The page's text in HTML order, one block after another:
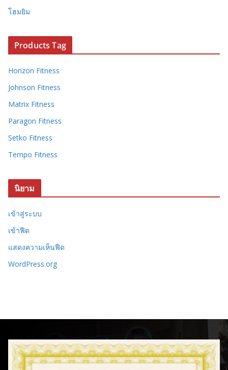
โฮมยิม
Products Tag
Horizon Fitness
Johnson Fitness
Matrix Fitness
Paragon Fitness
Setko Fitness
Tempo Fitness
นิยาม
เข้าสู่ระบบ
เข้าฟีด
แสดงความเห็นฟีด
WordPress.org